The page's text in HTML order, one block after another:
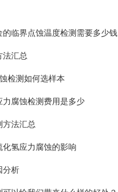
的临界点蚀温度检测需要多少钱
法汇总
检测如何选样本
力腐蚀检测费用是多少
方法汇总
化氢应力腐蚀的影响
分析